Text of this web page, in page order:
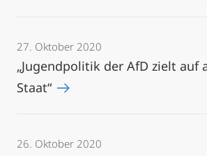
27. Oktober 2020
„Jugendpolitik der AfD zielt auf
Staat“
26. Oktober 2020